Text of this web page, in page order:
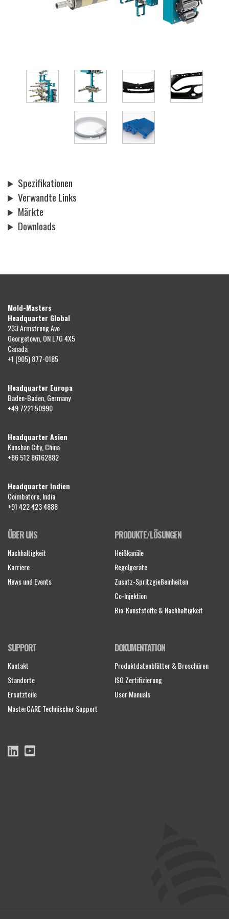
Spezifikationen
Verwandte Links
Märkte
Downloads
Mold-Masters
Headquarter Global
233 Armstrong Ave
Georgetown, ON L7G 4X5
Canada
+1 (905) 877-0185
Headquarter Europa
Baden-Baden, Germany
+49 7221 50990
Headquarter Asien
Kunshan City, China
+86 512 86162882
Headquarter Indien
Coimbatore, India
+91 422 423 4888
ÜBER UNS
Nachhaltigkeit
Karriere
News und Events
SUPPORT
Kontakt
Standorte
Ersatzteile
MasterCARE Technischer Support
PRODUKTE/LÖSUNGEN
Heißkanäle
Regelgeräte
Zusatz-Spritzgießeinheiten
Co-Injektion
Bio-Kunststoffe & Nachhaltigkeit
DOKUMENTATION
Produktdatenblätter & Broschüren
ISO Zertifizierung
User Manuals